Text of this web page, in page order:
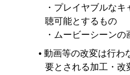
・プレイヤブルな
聴可能とするもの
・ムービーシーン
動画等の改変は行わ
要とされる加工・改